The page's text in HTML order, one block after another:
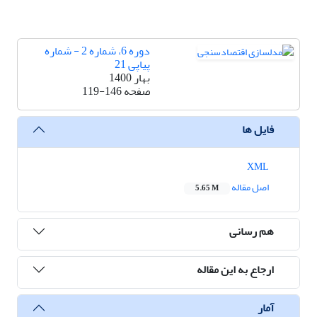
دوره 6، شماره 2 - شماره
پیاپی 21
بهار 1400
صفحه119-146
فایل ها
اصل مقاله
5.65 M
هم رسانی
ارجاع به این مقاله
آمار